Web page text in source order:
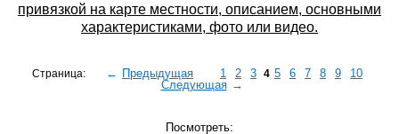
привязкой на карте местности, описанием, основными
характеристиками, фото или видео.
Страница: ← Предыдущая 1 2 3 4 5 6 7 8 9
10
Следующая →
Посмотреть: